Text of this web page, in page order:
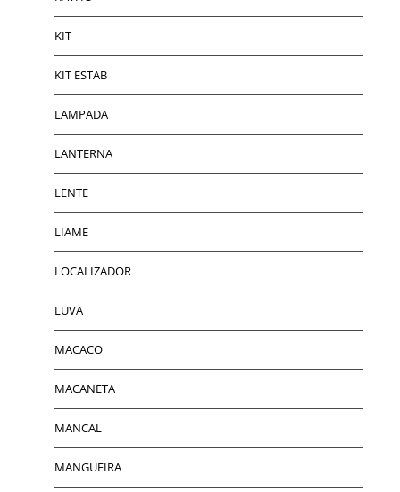
KIT
KIT ESTAB
LAMPADA
LANTERNA
LENTE
LIAME
LOCALIZADOR
LUVA
MACACO
MACANETA
MANCAL
MANGUEIRA